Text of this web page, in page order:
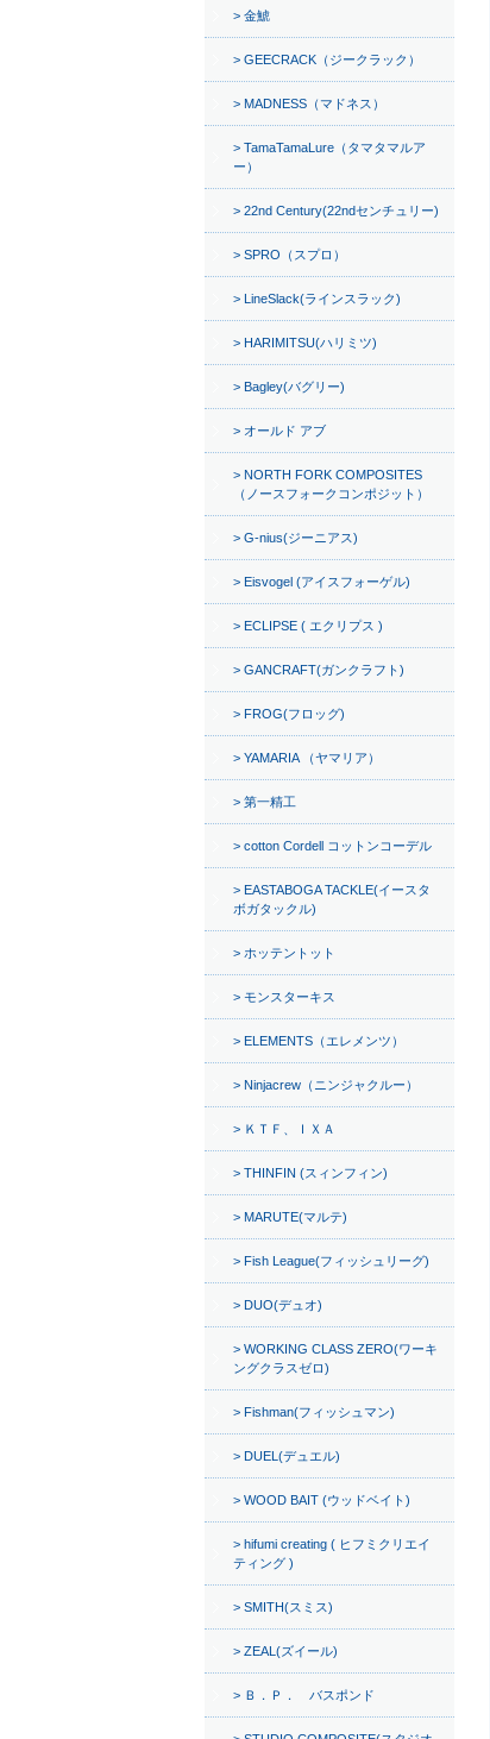
金鯱
GEECRACK（ジークラック）
MADNESS（マドネス）
TamaTamaLure（タマタマルア
ー）
22nd Century(22ndセンチュリー)
SPRO（スプロ）
LineSlack(ラインスラック)
HARIMITSU(ハリミツ)
Bagley(バグリー)
オールド アブ
NORTH FORK COMPOSITES
（ノースフォークコンポジット）
G-nius(ジーニアス)
Eisvogel (アイスフォーゲル)
ECLIPSE ( エクリプス )
GANCRAFT(ガンクラフト)
FROG(フロッグ)
YAMARIA （ヤマリア）
第一精工
cotton Cordell コットンコーデル
EASTABOGA TACKLE(イースタ
ボガタックル)
ホッテントット
モンスターキス
ELEMENTS（エレメンツ）
Ninjacrew（ニンジャクルー）
ＫＴＦ、ＩＸＡ
THINFIN (スィンフィン)
MARUTE(マルテ)
Fish League(フィッシュリーグ)
DUO(デュオ)
WORKING CLASS ZERO(ワーキ
ングクラスゼロ)
Fishman(フィッシュマン)
DUEL(デュエル)
WOOD BAIT (ウッドベイト)
hifumi creating ( ヒフミクリエイ
ティング )
SMITH(スミス)
ZEAL(ズイール)
Ｂ．Ｐ． バスポンド